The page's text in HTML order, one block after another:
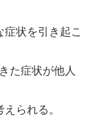
状を引き起こ
た症状が他人
られる。